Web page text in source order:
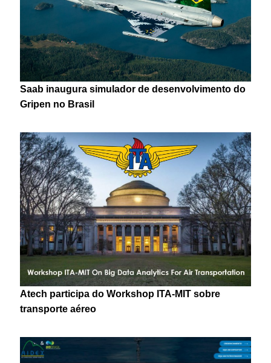
Saab inaugura simulador de desenvolvimento do
Gripen no Brasil
Atech participa do Workshop ITA-MIT sobre
transporte aéreo